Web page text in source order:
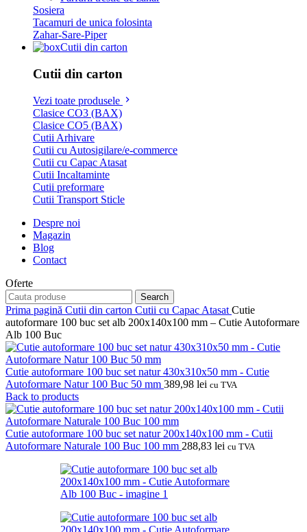
Sosiera
Tacamuri de unica folosinta
Zahar-Sare-Piper
Cutii din carton
Cutii din carton
Vezi toate produsele
Clasice CO3 (BAX)
Clasice CO5 (BAX)
Cutii Arhivare
Cutii cu Autosigilare/e-commerce
Cutii cu Capac Atasat
Cutii Incaltaminte
Cutii preformare
Cutii Transport Sticle
Despre noi
Magazin
Blog
Contact
Oferte
Search
Prima pagină Cutii din carton Cutii cu Capac Atasat Cutie
autoformare 100 buc set alb 200x140x100 mm – Cutie Autoformare
Alb 100 Buc
Cutie autoformare 100 buc set natur 430x310x50 mm - Cutie
Autoformare Natur 100 Buc 50 mm 389,98 lei cu TVA
Back to products
Cutie autoformare 100 buc set natur 200x140x100 mm - Cutii
Autoformare Naturale 100 Buc 100 mm 288,83 lei cu TVA